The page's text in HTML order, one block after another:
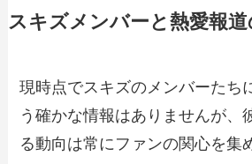
スキズメンバーと熱愛報道
現時点でスキズのメンバーたち
う確かな情報はありませんが、
る動向は常にファンの関心を集